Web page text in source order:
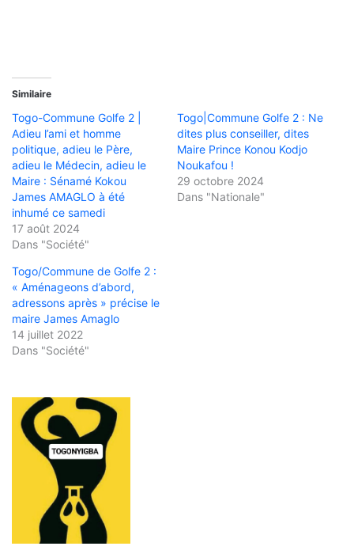
Similaire
Togo-Commune Golfe 2 |
Adieu l’ami et homme
politique, adieu le Père,
adieu le Médecin, adieu le
Maire : Sénamé Kokou
James AMAGLO à été
inhumé ce samedi
17 août 2024
Dans "Société"
Togo|Commune Golfe 2 : Ne
dites plus conseiller, dites
Maire Prince Konou Kodjo
Noukafou !
29 octobre 2024
Dans "Nationale"
Togo/Commune de Golfe 2 :
« Aménageons d’abord,
adressons après » précise le
maire James Amaglo
14 juillet 2022
Dans "Société"